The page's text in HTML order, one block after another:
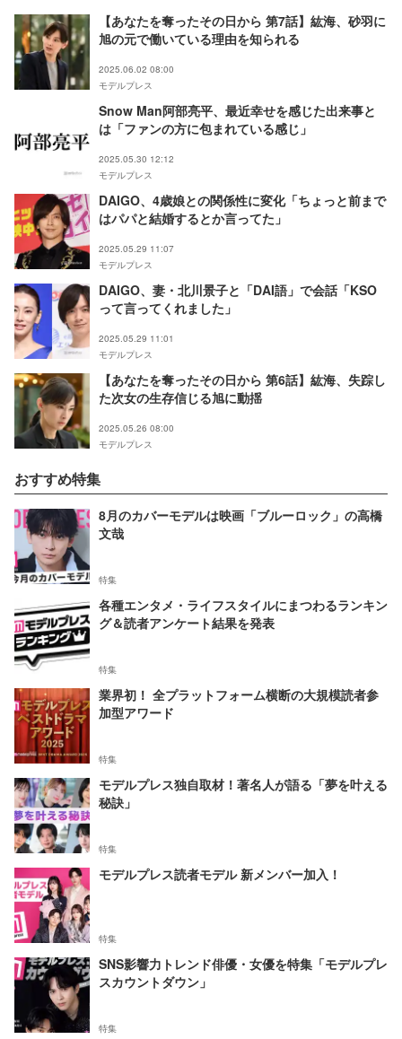
【あなたを奪ったその日から 第7話】紘海、砂羽に
旭の元で働いている理由を知られる
2025.06.02 08:00
モデルプレス
Snow Man阿部亮平、最近幸せを感じた出来事と
は「ファンの方に包まれている感じ」
2025.05.30 12:12
モデルプレス
DAIGO、4歳娘との関係性に変化「ちょっと前まで
はパパと結婚するとか言ってた」
2025.05.29 11:07
モデルプレス
DAIGO、妻・北川景子と「DAI語」で会話「KSO
って言ってくれました」
2025.05.29 11:01
モデルプレス
【あなたを奪ったその日から 第6話】紘海、失踪し
た次女の生存信じる旭に動揺
2025.05.26 08:00
モデルプレス
おすすめ特集
8月のカバーモデルは映画「ブルーロック」の高橋
文哉
特集
各種エンタメ・ライフスタイルにまつわるランキン
グ＆読者アンケート結果を発表
特集
業界初！ 全プラットフォーム横断の大規模読者参
加型アワード
特集
モデルプレス独自取材！著名人が語る「夢を叶える
秘訣」
特集
モデルプレス読者モデル 新メンバー加入！
特集
SNS影響力トレンド俳優・女優を特集「モデルプレ
スカウントダウン」
特集